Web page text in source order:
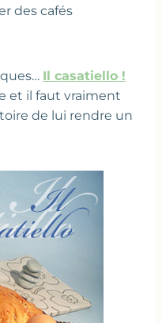
des cafés
Il casatiello !
et il faut vraiment
de lui rendre un